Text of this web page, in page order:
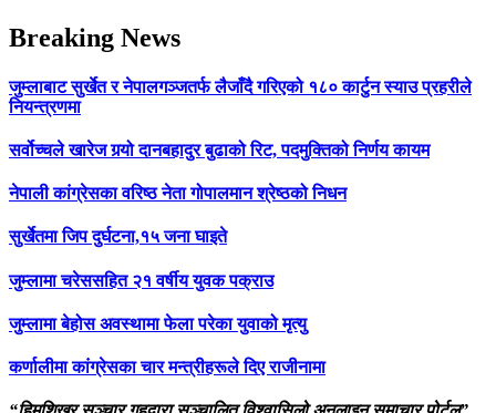
Breaking News
जुम्लाबाट सुर्खेत र नेपालगञ्जतर्फ लैजाँदै गरिएको १८० कार्टुन स्याउ प्रहरीले
नियन्त्रणमा
सर्वोच्चले खारेज गर्‍यो दानबहादुर बुढाको रिट, पदमुक्तिको निर्णय कायम
नेपाली कांग्रेसका वरिष्ठ नेता गोपालमान श्रेष्ठको निधन
सुर्खेतमा जिप दुर्घटना,१५ जना घाइते
जुम्लामा चरेससहित २१ वर्षीय युवक पक्राउ
जुम्लामा बेहोस अवस्थामा फेला परेका युवाको मृत्यु
कर्णालीमा कांग्रेसका चार मन्त्रीहरूले दिए राजीनामा